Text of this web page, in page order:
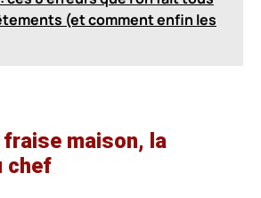
(et comment enfin les
maison, la
chef